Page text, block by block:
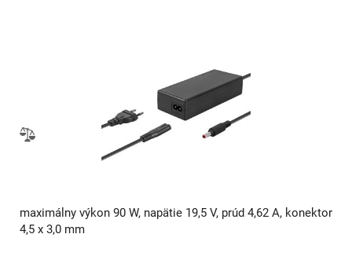
maximálny výkon 90 W, napätie 19,5 V, prúd 4,62 A, konektor
4,5 x 3,0 mm